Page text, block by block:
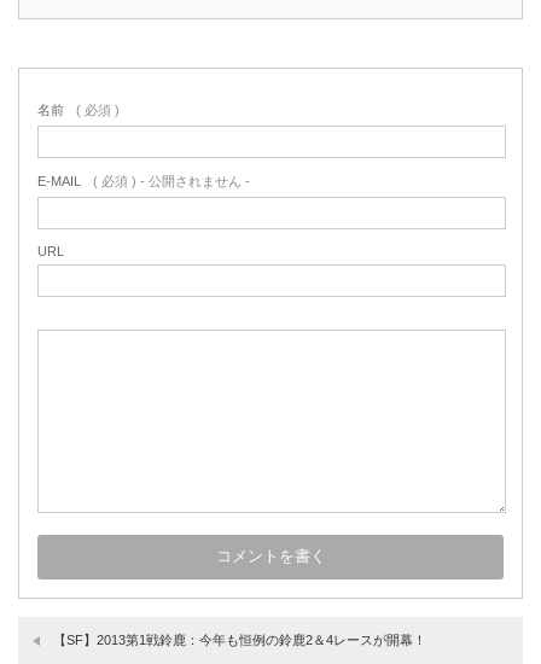
名前 ( 必須 )
E-MAIL ( 必須 ) - 公開されません -
URL
【SF】2013第1戦鈴鹿：今年も恒例の鈴鹿2＆4レースが開幕！